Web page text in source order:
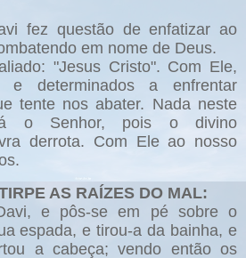
fez questão de enfatizar ao
em nome de Deus.
"Jesus Cristo". Com Ele,
e determinados a enfrentar
tente nos abater. Nada neste
o Senhor, pois o divino
derrota. Com Ele ao nosso
AS RAÍZES DO MAL:
e pôs-se em pé sobre o
espada, e tirou-a da bainha, e
a cabeça; vendo então os